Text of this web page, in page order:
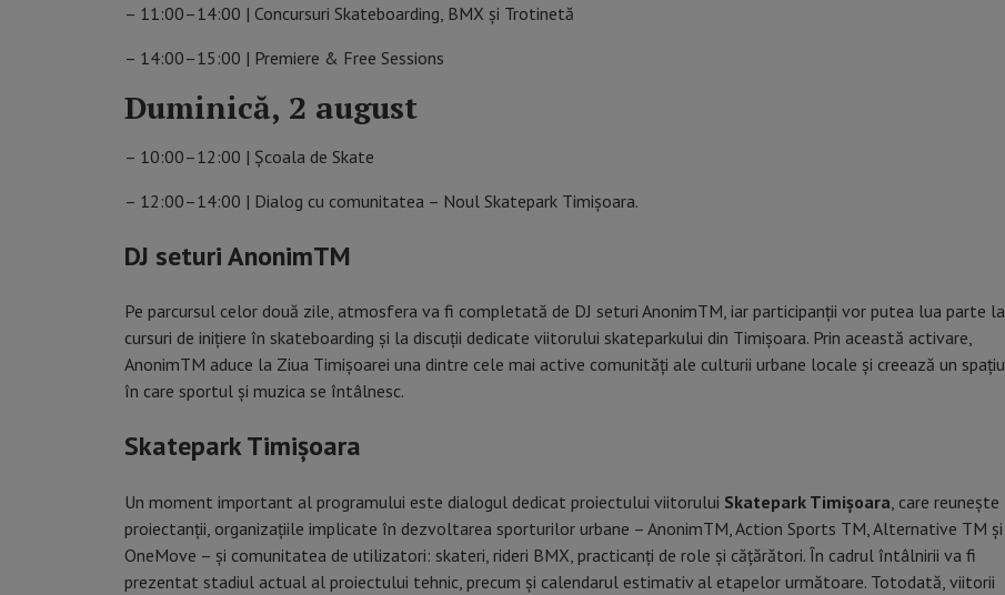
– 11:00–14:00 | Concursuri Skateboarding, BMX și Trotinetă
– 14:00–15:00 | Premiere & Free Sessions
Duminică, 2 august
– 10:00–12:00 | Școala de Skate
– 12:00–14:00 | Dialog cu comunitatea – Noul Skatepark Timișoara.
DJ seturi AnonimTM
Pe parcursul celor două zile, atmosfera va fi completată de DJ seturi AnonimTM, iar participanții vor putea lua parte la
cursuri de inițiere în skateboarding și la discuții dedicate viitorului skateparkului din Timișoara. Prin această activare,
AnonimTM aduce la Ziua Timișoarei una dintre cele mai active comunități ale culturii urbane locale și creează un spațiu
în care sportul și muzica se întâlnesc.
Skatepark Timișoara
Un moment important al programului este dialogul dedicat proiectului viitorului Skatepark Timișoara, care reunește
proiectanții, organizațiile implicate în dezvoltarea sporturilor urbane – AnonimTM, Action Sports TM, Alternative TM și
OneMove – și comunitatea de utilizatori: skateri, rideri BMX, practicanți de role și cățărători. În cadrul întâlnirii va fi
prezentat stadiul actual al proiectului tehnic, precum și calendarul estimativ al etapelor următoare. Totodată, viitorii